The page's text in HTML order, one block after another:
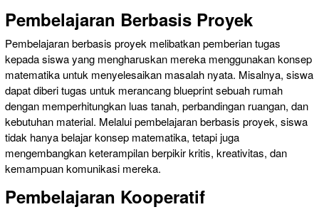
Pembelajaran Berbasis Proyek
Pembelajaran berbasis proyek melibatkan pemberian tugas
kepada siswa yang mengharuskan mereka menggunakan konsep
matematika untuk menyelesaikan masalah nyata. Misalnya, siswa
dapat diberi tugas untuk merancang blueprint sebuah rumah
dengan memperhitungkan luas tanah, perbandingan ruangan, dan
kebutuhan material. Melalui pembelajaran berbasis proyek, siswa
tidak hanya belajar konsep matematika, tetapi juga
mengembangkan keterampilan berpikir kritis, kreativitas, dan
kemampuan komunikasi mereka.
Pembelajaran Kooperatif